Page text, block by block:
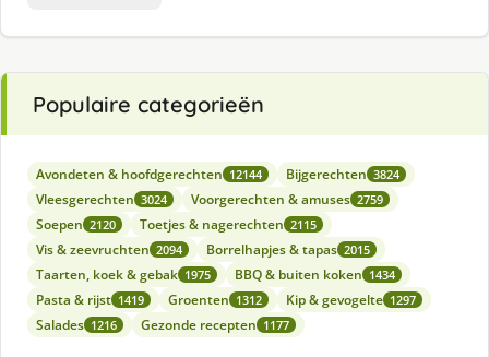
Populaire categorieën
Avondeten & hoofdgerechten 12144 Bijgerechten 3824
Vleesgerechten 3024 Voorgerechten & amuses 2759
Soepen 2120 Toetjes & nagerechten 2115
Vis & zeevruchten 2094 Borrelhapjes & tapas 2015
Taarten, koek & gebak 1975 BBQ & buiten koken 1434
Pasta & rijst 1419 Groenten 1312 Kip & gevogelte 1297
Salades 1216 Gezonde recepten 1177